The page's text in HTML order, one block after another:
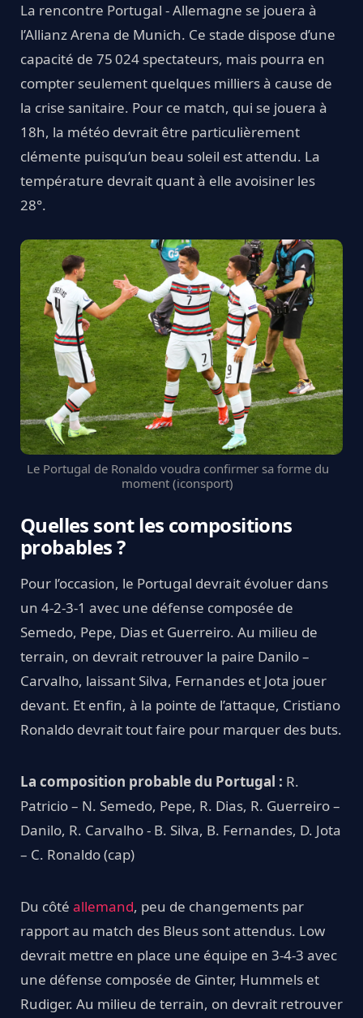
La rencontre Portugal - Allemagne se jouera à
l’Allianz Arena de Munich. Ce stade dispose d’une
capacité de 75 024 spectateurs, mais pourra en
compter seulement quelques milliers à cause de
la crise sanitaire. Pour ce match, qui se jouera à
18h, la météo devrait être particulièrement
clémente puisqu’un beau soleil est attendu. La
température devrait quant à elle avoisiner les
28°.
Le Portugal de Ronaldo voudra confirmer sa forme du
moment (iconsport)
Quelles sont les compositions
probables ?
Pour l’occasion, le Portugal devrait évoluer dans
un 4-2-3-1 avec une défense composée de
Semedo, Pepe, Dias et Guerreiro. Au milieu de
terrain, on devrait retrouver la paire Danilo –
Carvalho, laissant Silva, Fernandes et Jota jouer
devant. Et enfin, à la pointe de l’attaque, Cristiano
Ronaldo devrait tout faire pour marquer des buts.
La composition probable du Portugal : R.
Patricio – N. Semedo, Pepe, R. Dias, R. Guerreiro –
Danilo, R. Carvalho - B. Silva, B. Fernandes, D. Jota
– C. Ronaldo (cap)
Du côté allemand, peu de changements par
rapport au match des Bleus sont attendus. Low
devrait mettre en place une équipe en 3-4-3 avec
une défense composée de Ginter, Hummels et
Rudiger. Au milieu de terrain, on devrait retrouver